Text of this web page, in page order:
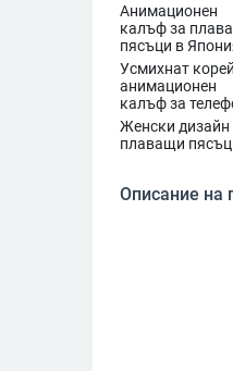
Анимационен
калъф за
пясъци в
Усмихнат
анимационен
калъф за
Женски дизайн
плаващи
Описание на